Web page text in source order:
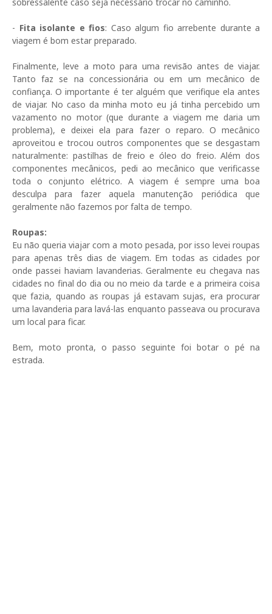
- Fita isolante e fios: Caso algum fio arrebente durante a
viagem é bom estar preparado.
Finalmente, leve a moto para uma revisão antes de viajar.
Tanto faz se na concessionária ou em um mecânico de
confiança. O importante é ter alguém que verifique ela antes
de viajar. No caso da minha moto eu já tinha percebido um
vazamento no motor (que durante a viagem me daria um
problema), e deixei ela para fazer o reparo. O mecânico
aproveitou e trocou outros componentes que se desgastam
naturalmente: pastilhas de freio e óleo do freio. Além dos
componentes mecânicos, pedi ao mecânico que verificasse
toda o conjunto elétrico. A viagem é sempre uma boa
desculpa para fazer aquela manutenção periódica que
geralmente não fazemos por falta de tempo.
Roupas:
Eu não queria viajar com a moto pesada, por isso levei roupas
para apenas três dias de viagem. Em todas as cidades por
onde passei haviam lavanderias. Geralmente eu chegava nas
cidades no final do dia ou no meio da tarde e a primeira coisa
que fazia, quando as roupas já estavam sujas, era procurar
uma lavanderia para lavá-las enquanto passeava ou procurava
um local para ficar.
Bem, moto pronta, o passo seguinte foi botar o pé na
estrada.